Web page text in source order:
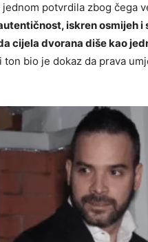
potvrdila zbog čega
iskren osmijeh i
cijela dvorana diše kao
ton bio je dokaz da prava